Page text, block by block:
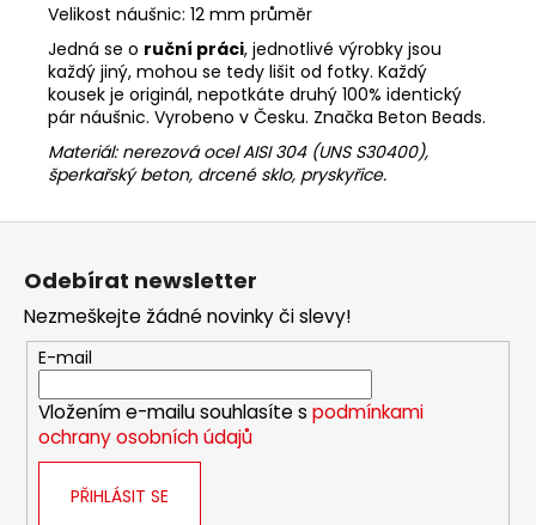
Velikost náušnic: 12 mm průměr
Jedná se o ruční práci, jednotlivé výrobky jsou
každý jiný, mohou se tedy lišit od fotky. Každý
kousek je originál, nepotkáte druhý 100% identický
pár náušnic. Vyrobeno v Česku. Značka Beton Beads.
Materiál: nerezová ocel AISI 304 (UNS S30400),
šperkařský beton, drcené sklo, pryskyřice.
Z
Odebírat newsletter
Nezmeškejte žádné novinky či slevy!
E-mail
Vložením e-mailu souhlasíte s podmínkami
ochrany osobních údajů
PŘIHLÁSIT SE